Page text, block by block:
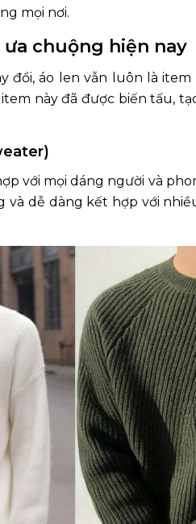
mọi nơi.
chuộng hiện nay
đổi, áo len vẫn luôn là
này đã được biến tấu,
với mọi dáng người và
và dễ dàng kết hợp với